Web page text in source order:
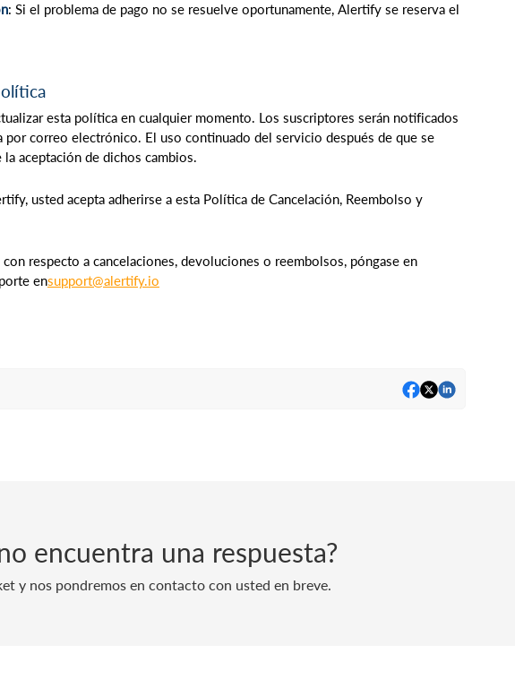
: Si el problema de pago no se resuelve oportunamente, Alertify se reserva el
esta política en cualquier momento. Los suscriptores serán notificados
por correo electrónico. El uso continuado del servicio después de que se
aceptación de dichos cambios.
usted acepta adherirse a esta Política de Cancelación, Reembolso y
respecto a cancelaciones, devoluciones o reembolsos, póngase en
ensupport@alertify.io
encuentra una respuesta?
y nos pondremos en contacto con usted en breve.